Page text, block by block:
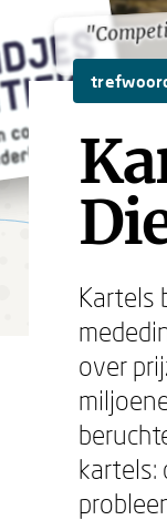
Kartels
over
kartels: